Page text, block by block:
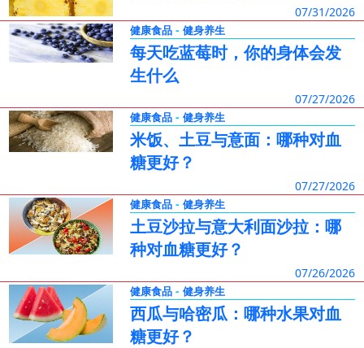
07/31/2026
健康食品- 健身养生
每天吃蓝莓时，你的身体会发
生什么
07/27/2026
健康食品- 健身养生
米饭、土豆与意面：哪种对血
糖更好？
07/27/2026
健康食品- 健身养生
土豆沙拉与意大利面沙拉：哪
种对血糖更好？
07/26/2026
健康食品- 健身养生
西瓜与哈密瓜：哪种水果对血
糖更好？